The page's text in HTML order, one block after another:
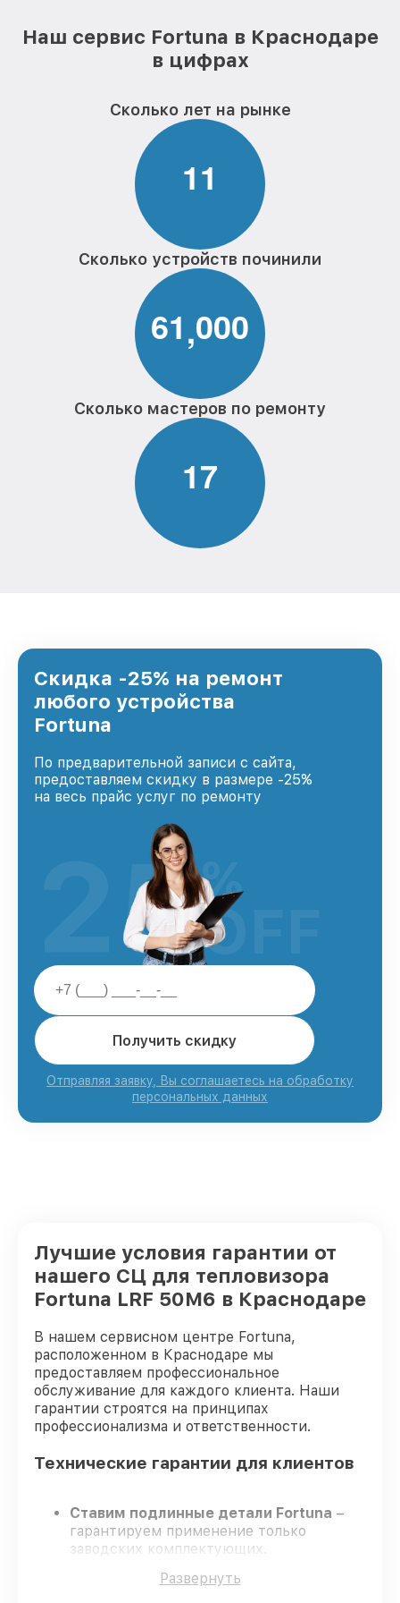
Наш сервис Fortuna в Краснодаре
в цифрах
Сколько лет на рынке
11
Сколько устройств починили
61,000
Сколько мастеров по ремонту
17
Скидка -25% на ремонт
любого устройства
Fortuna
По предварительной записи с сайта,
предоставляем скидку в размере -25%
на весь прайс услуг по ремонту
Получить скидку
Отправляя заявку, Вы соглашаетесь на обработку
персональных данных
25%
OFF
Лучшие условия гарантии от
нашего СЦ для тепловизора
Fortuna LRF 50M6 в Краснодаре
В нашем сервисном центре Fortuna,
расположенном в Краснодаре мы
предоставляем профессиональное
обслуживание для каждого клиента. Наши
гарантии строятся на принципах
профессионализма и ответственности.
Технические гарантии для клиентов
Ставим подлинные детали Fortuna –
гарантируем применение только
заводских комплектующих.
контроль знаний и навыков, что
Развернуть